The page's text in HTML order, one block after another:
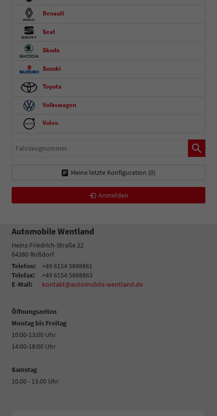
Renault
Seat
Skoda
Suzuki
Toyota
Volkswagen
Volvo
Fahrzeugnummer
Meine letzte Konfiguration (0)
Anmelden
Automobile Wentland
Heinz-Friedrich-Straße 22
64380 Roßdorf
Telefon:
+49 6154 5898861
Telefax:
+49 6154 5898863
E-Mail:
kontakt@automobile-wentland.de
Öffnungszeiten
Montag bis Freitag
10:00-13:00 Uhr
14:00-18:00 Uhr
Samstag
10.00 - 13.00 Uhr